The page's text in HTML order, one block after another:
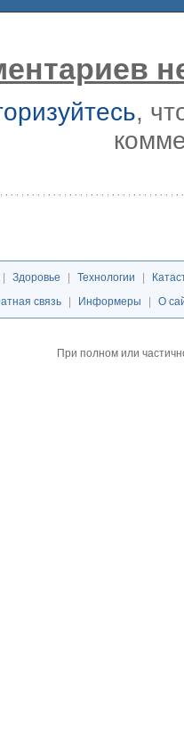
,
| Здоровье | Технологии |
связь | Информеры | О
При полном или